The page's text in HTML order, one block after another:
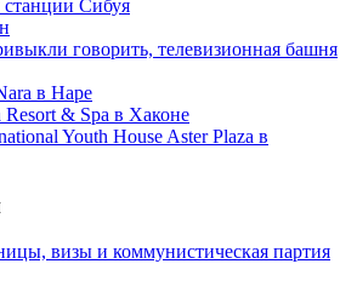
станции Сибуя
говорить, телевизионная башня
в Наре
& Spa в Хаконе
Youth House Aster Plaza в
визы и коммунистическая партия